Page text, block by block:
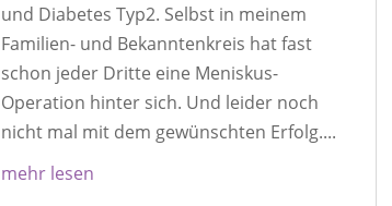
und Diabetes Typ2. Selbst in meinem
Familien- und Bekanntenkreis hat fast
schon jeder Dritte eine Meniskus-
Operation hinter sich. Und leider noch
nicht mal mit dem gewünschten Erfolg....
mehr lesen